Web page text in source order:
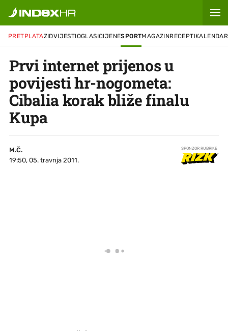
PRETPLATAZIDVIJESTIOGLASICIJENESPORTMAGAZINRECEPTIKALENDAR
Prvi internet prijenos u
povijesti hr-nogometa:
Cibalia korak bliže finalu
Kupa
M.Č.
19:50, 05. travnja 2011.
SPONZOR RUBRIKE